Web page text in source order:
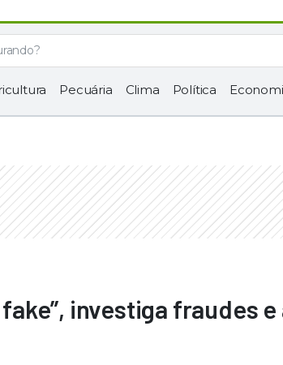
Pecuária Clima Política
investiga fraudes